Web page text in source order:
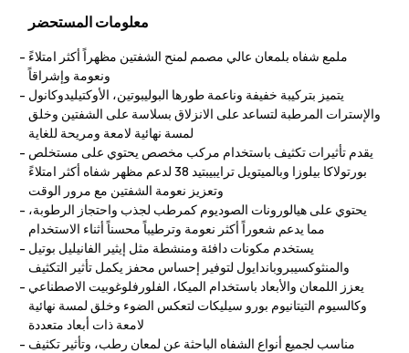
معلومات المستحضر
ملمع شفاه بلمعان عالي مصمم لمنح الشفتين مظهراً أكثر امتلاءً
ونعومة وإشراقاً
يتميز بتركيبة خفيفة وناعمة طورها البوليبوتين، الأوكتيليدوكانول
والإسترات المرطبة لتساعد على الانزلاق بسلاسة على الشفتين وخلق
لمسة نهائية لامعة ومريحة للغاية
يقدم تأثيرات تكثيف باستخدام مركب مخصص يحتوي على مستخلص
بورتولاكا بيلوزا وبالميتويل ترايبيبتيد 38 لدعم مظهر شفاه أكثر امتلاءً
وتعزيز نعومة الشفتين مع مرور الوقت
يحتوي على هيالورونات الصوديوم كمرطب لجذب واحتجاز الرطوبة،
مما يدعم شعوراً أكثر نعومة وترطيباً محسناً أثناء الاستخدام
يستخدم مكونات دافئة ومنشطة مثل إيثير الفانيليل بوتيل
والمنثوكسيبروباندايول لتوفير إحساس محفز يكمل تأثير التكثيف
يعزز اللمعان والأبعاد باستخدام الميكا، الفلورفلوغوبيت الاصطناعي
وكالسيوم التيتانيوم بورو سيليكات لتعكس الضوء وخلق لمسة نهائية
لامعة ذات أبعاد متعددة
مناسب لجميع أنواع الشفاه الباحثة عن لمعان رطب، وتأثير تكثيف